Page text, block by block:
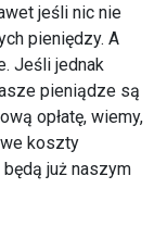
jeśli nic nie
pieniędzy. A
Jeśli jednak
pieniądze są
opłatę, wiemy,
koszty
już naszym